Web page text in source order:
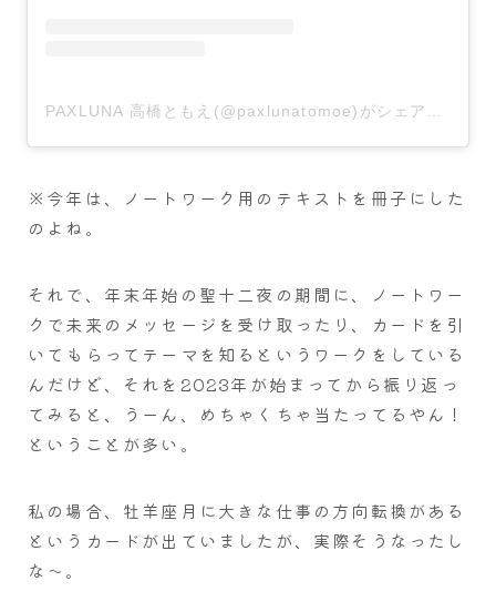
※今年は、ノートワーク用のテキストを冊子にした
のよね。
それで、年末年始の聖十二夜の期間に、ノートワー
クで未来のメッセージを受け取ったり、カードを引
いてもらってテーマを知るというワークをしている
んだけど、それを2023年が始まってから振り返っ
てみると、うーん、めちゃくちゃ当たってるやん！
ということが多い。
私の場合、牡羊座月に大きな仕事の方向転換がある
というカードが出ていましたが、実際そうなったし
な～。